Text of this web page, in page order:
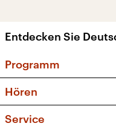
Entdecken Sie
Programm
Sendungen
Musikliste
Hören
Service